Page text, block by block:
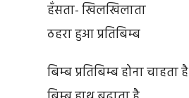
हँसता- खिलखिलाता
ठहरा हुआ प्रतिबिम्ब
बिम्ब प्रतिबिम्ब होना चाहता है